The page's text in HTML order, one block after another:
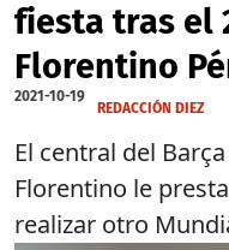
fiesta tras el
Florentino
2021-10-19
REDACCIÓN DIEZ
El central del
Florentino le
realizar otro